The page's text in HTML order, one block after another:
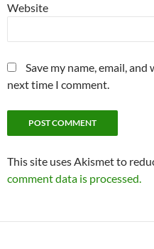
Website
Save my name, email,
next time I comment.
This site uses Akismet to
comment data is processed.